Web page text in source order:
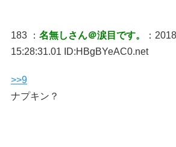
183 ： 名無しさん＠涙目です。
：
15:28:31.01 ID:HBgBYeAC0.net
>>9
ナプキン？